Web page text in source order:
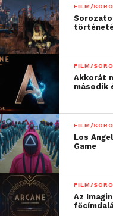
A Vektor VR kiemelt
budapesti PlayVR
FILM/
FILM/
Akkorát
második
FILM/
Los
Game
FILM/
Az